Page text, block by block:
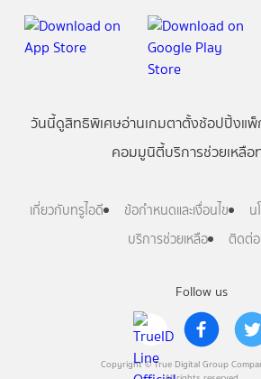
Follow us
Copyright © True Digital Group
วันนี้ดูสิทธิพิเศษอ่านเกมตาตั้งช้อปปิ้งแพ็
คอมมูนิตี้บริการช่วยเหลือ
เกี่ยวกับทรูไอดี ข้อกำหนดและเงื่อนไข
น
บริการช่วยเหลือ
ติดต่อ